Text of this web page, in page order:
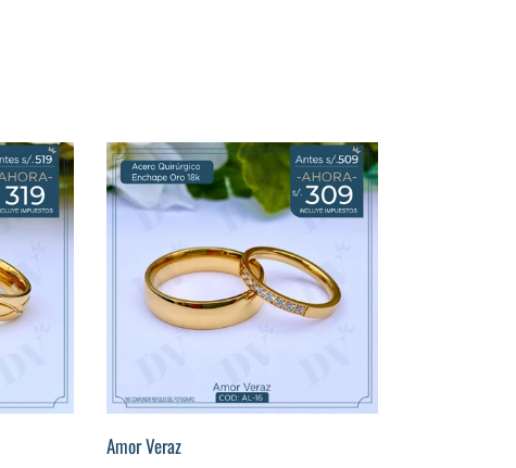
Amor
Veraz
Amor Veraz